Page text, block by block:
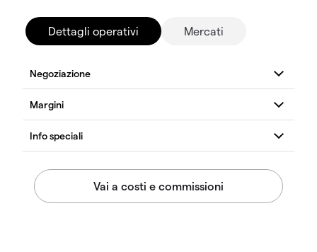
Dettagli operativi Mercati